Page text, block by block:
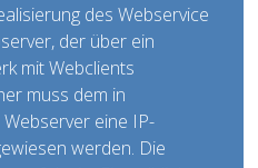
des Webservice
der über ein
mit Webclients
muss dem in
eine IP-
werden. Die